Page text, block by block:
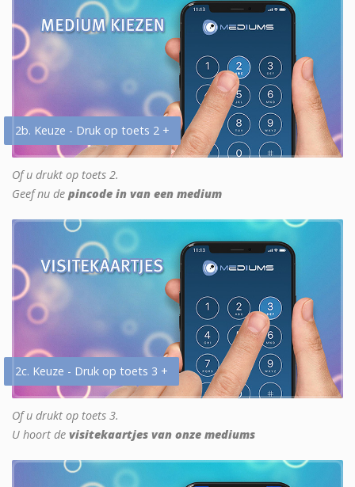
2b. Keuze - Druk op toets 2 +
Of u drukt op toets 2.
Geef nu de pincode in van een medium
2c. Keuze - Druk op toets 3 +
Of u drukt op toets 3.
U hoort de visitekaartjes van onze mediums